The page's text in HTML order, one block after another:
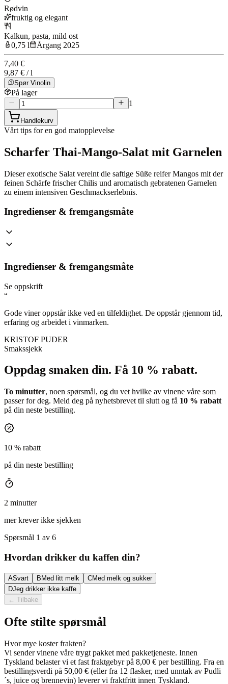
Rødvin
fruktig og elegant
Kalkun, pasta, mild ost
0,75 l
Årgang 2025
7,40 €
9,87 € / l
Spør Vinolin
På lager
1
Handlekurv
Vårt tips for en god matopplevelse
Scharfer Thai-Mango-Salat mit Garnelen
Dieser exotische Salat vereint die saftige Süße reifer Mangos mit der
feinen Schärfe frischer Chilis und aromatisch gebratenen Garnelen
zu einem intensiven Geschmackserlebnis.
Ingredienser & fremgangsmåte
Ingredienser & fremgangsmåte
Se oppskrift
“
Gode viner oppstår ikke ved en tilfeldighet. De oppstår gjennom tid,
erfaring og arbeidet i vinmarken.
KRISTOF PUDER
Smakssjekk
Oppdag smaken din. Få 10 % rabatt.
To minutter, noen spørsmål, og du vet hvilke av vinene våre som
passer for deg. Meld deg på nyhetsbrevet til slutt og få 10 % rabatt
på din neste bestilling.
10 % rabatt
på din neste bestilling
2 minutter
mer krever ikke sjekken
Spørsmål 1 av 6
Hvordan drikker du kaffen din?
ASvart B Med litt melk CMed melk og sukker
DJeg drikker ikke kaffe
← Tilbake
Ofte stilte spørsmål
Hvor mye koster frakten?
Vi sender vinene våre trygt pakket med pakketjeneste. Innen
Tyskland belaster vi et fast fraktgebyr på 8,00 € per bestilling. Fra en
bestillingsverdi på 50,00 € (eller fra 12 flasker, med unntak av Pudli
´s, juice og brennevin) leverer vi fraktfritt innen Tyskland.